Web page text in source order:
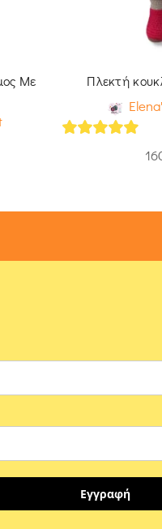
Με
Πλεκτή
Εγγραφή